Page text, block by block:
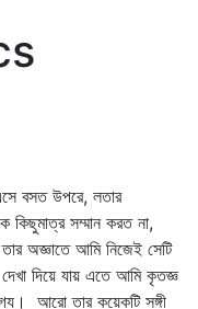
বসত উপরে, লতার
কিছুমাত্র সম্মান করত না,
অজ্ঞাতে আমি নিজেই সেটি
দিয়ে যায় এতে আমি কৃতজ্ঞ
আরো তার কয়েকটি সঙ্গী